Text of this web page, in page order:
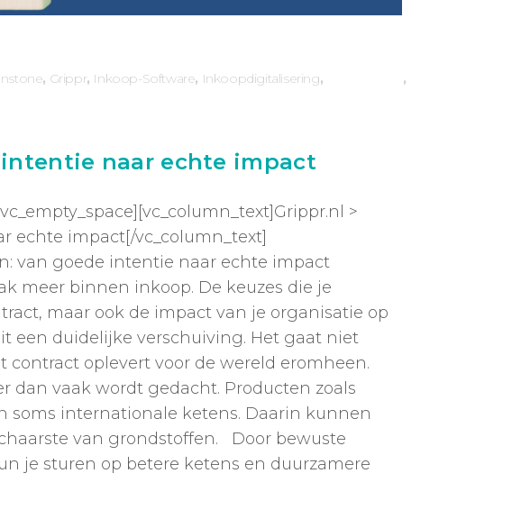
, Grippr, Inkoop-Software, Inkoopdigitalisering,
naar echte impact
>
echte impact[/vc_column_text]
van goede intentie naar echte impact
meer binnen inkoop. De keuzes die je
maar ook de impact van je organisatie op
een duidelijke verschuiving. Het gaat niet
oplevert voor de wereld eromheen.
vaak wordt gedacht. Producten zoals
soms internationale ketens. Daarin kunnen
van grondstoffen. Door bewuste
je sturen op betere ketens en duurzamere